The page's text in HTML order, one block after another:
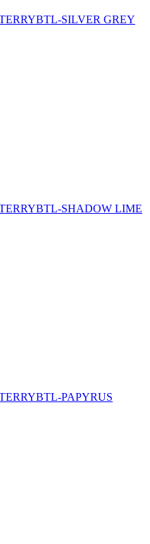
SILVER GREY
SHADOW LIME
PAPYRUS